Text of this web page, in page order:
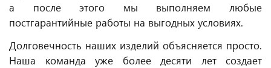
а после этого мы выполняем любые
постгарантийные работы на выгодных условиях.
Долговечность наших изделий объясняется просто.
Наша команда уже более десяти лет создает